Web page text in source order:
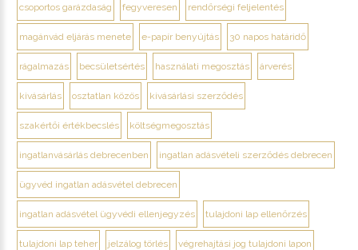
csoportos garázdaság fegyveresen rendőrségi feljelentés
magánvád eljárás menete e-papír benyújtás 30 napos határidő
rágalmazás becsületsértés használati megosztás árverés
kivásárlás osztatlan közös kivásárlási szerződés
szakértői értékbecslés költségmegosztás
ingatlanvásárlás debrecenben ingatlan adásvételi szerződés debrecen
ügyvéd ingatlan adásvétel debrecen
ingatlan adásvétel ügyvédi ellenjegyzés tulajdoni lap ellenőrzés
tulajdoni lap teher jelzálog törlés végrehajtási jog tulajdoni lapon